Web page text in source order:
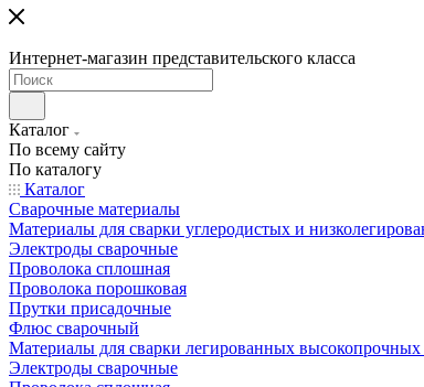
Интернет-магазин представительского класса
Каталог
По всему сайту
По каталогу
Каталог
Сварочные материалы
Материалы для сварки углеродистых и
Электроды сварочные
Проволока сплошная
Проволока порошковая
Прутки присадочные
Флюс сварочный
Материалы для сварки легированных высокопрочных
Электроды сварочные